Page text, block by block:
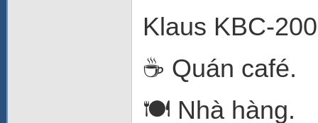
Klaus KBC-
☕ Quán café.
🍽️ Nhà hàng.